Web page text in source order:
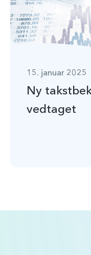
15. januar 2025
Ny
vedtaget